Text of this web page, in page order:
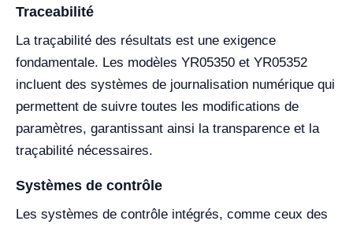
Traceabilité
La traçabilité des résultats est une exigence
fondamentale. Les modèles YR05350 et YR05352
incluent des systèmes de journalisation numérique qui
permettent de suivre toutes les modifications de
paramètres, garantissant ainsi la transparence et la
traçabilité nécessaires.
Systèmes de contrôle
Les systèmes de contrôle intégrés, comme ceux des